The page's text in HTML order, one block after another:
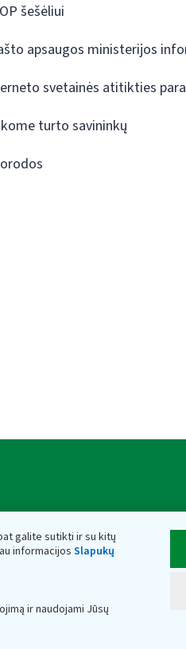
galite sutikti ir su kitų
informacijos Slapukų
ir naudojami Jūsų
šešėliui
apsaugos ministerijos
svetainės atitikties
turto savininkų